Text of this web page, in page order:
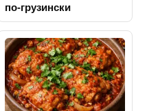
по-грузински